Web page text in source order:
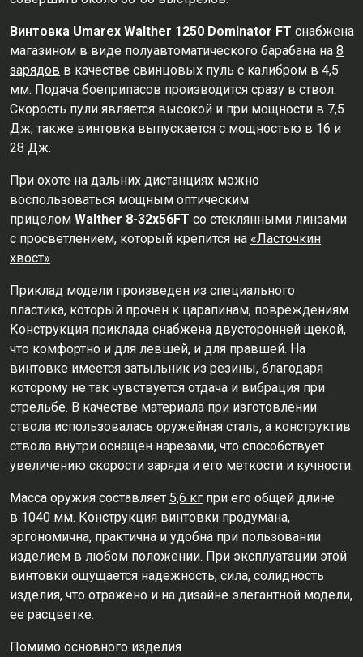
Винтовка Umarex Walther 1250 Dominator FT снабжена
магазином в виде полуавтоматического барабана на 8
зарядов в качестве свинцовых пуль с калибром в 4,5
мм. Подача боеприпасов производится сразу в ствол.
Скорость пули является высокой и при мощности в 7,5
Дж, также винтовка выпускается с мощностью в 16 и
28 Дж.
При охоте на дальних дистанциях можно
воспользоваться мощным оптическим
прицелом Walther 8-32х56FT со стеклянными линзами
с просветлением, который крепится на «Ласточкин
хвост».
Приклад модели произведен из специального
пластика, который прочен к царапинам, повреждениям.
Конструкция приклада снабжена двусторонней щекой,
что комфортно и для левшей, и для правшей. На
винтовке имеется затыльник из резины, благодаря
которому не так чувствуется отдача и вибрация при
стрельбе. В качестве материала при изготовлении
ствола использовалась оружейная сталь, а конструктив
ствола внутри оснащен нарезами, что способствует
увеличению скорости заряда и его меткости и кучности.
Масса оружия составляет 5,6 кг при его общей длине
в 1040 мм. Конструкция винтовки продумана,
эргономична, практична и удобна при пользовании
изделием в любом положении. При эксплуатации этой
винтовки ощущается надежность, сила, солидность
изделия, что отражено и на дизайне элегантной модели,
ее расцветке.
Помимо основного изделия